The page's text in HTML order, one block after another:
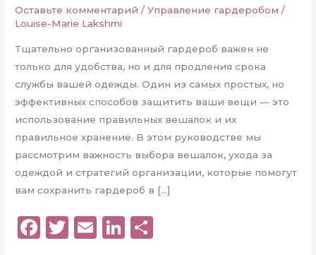
Оставьте комментарий /Управление гардеробом /
Louise-Marie Lakshmi
Тщательно организованный гардероб важен не
только для удобства, но и для продления срока
службы вашей одежды. Один из самых простых, но
эффективных способов защитить ваши вещи — это
использование правильных вешалок и их
правильное хранение. В этом руководстве мы
рассмотрим важность выбора вешалок, ухода за
одеждой и стратегий организации, которые помогут
вам сохранить гардероб в […]
F
T
E
Li